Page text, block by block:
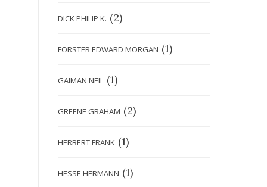
DICK PHILIP K. (2)
FORSTER EDWARD MORGAN (1)
GAIMAN NEIL (1)
GREENE GRAHAM (2)
HERBERT FRANK (1)
HESSE HERMANN (1)